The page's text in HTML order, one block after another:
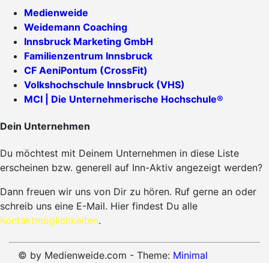
Medienweide
Weidemann Coaching
Innsbruck Marketing GmbH
Familienzentrum Innsbruck
CF AeniPontum (CrossFit)
Volkshochschule Innsbruck (VHS)
MCI | Die Unternehmerische Hochschule®
Dein Unternehmen
Du möchtest mit Deinem Unternehmen in diese Liste
erscheinen bzw. generell auf Inn-Aktiv angezeigt werden?
Dann freuen wir uns von Dir zu hören. Ruf gerne an oder
schreib uns eine E-Mail. Hier findest Du alle
Kontaktmöglichkeiten.
© by Medienweide.com - Theme: Minimal